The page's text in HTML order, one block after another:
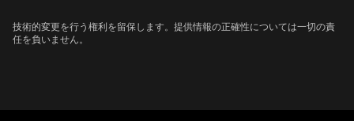
技術的変更を行う権利を留保します。提供情報の正確性については一切の責
任を負いません。